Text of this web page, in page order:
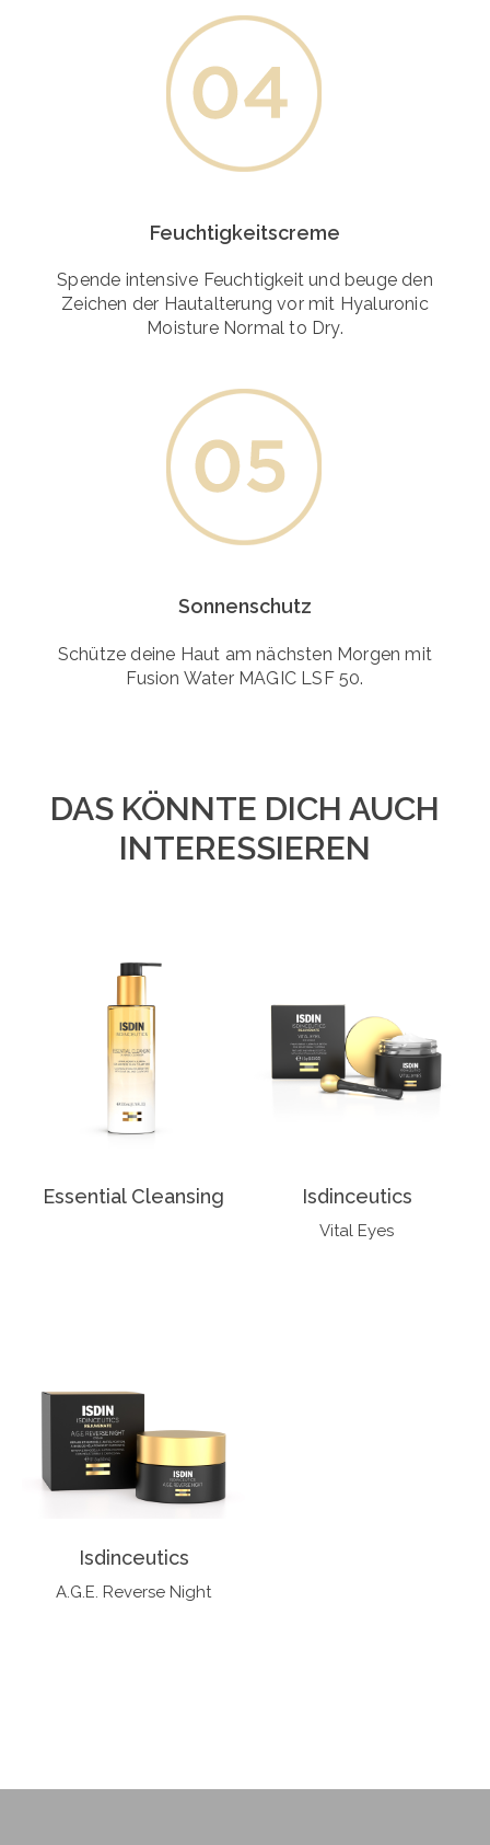
Feuchtigkeitscreme
Spende intensive Feuchtigkeit und beuge den
Zeichen der Hautalterung vor mit Hyaluronic
Moisture Normal to Dry.
Sonnenschutz
Schütze deine Haut am nächsten Morgen mit
Fusion Water MAGIC LSF 50.
DAS KÖNNTE DICH AUCH
INTERESSIEREN
Essential Cleansing Isdinceutics
Vital Eyes
Isdinceutics
A.G.E. Reverse Night